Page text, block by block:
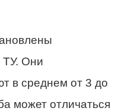
Они
в среднем от 3 до
может отличаться